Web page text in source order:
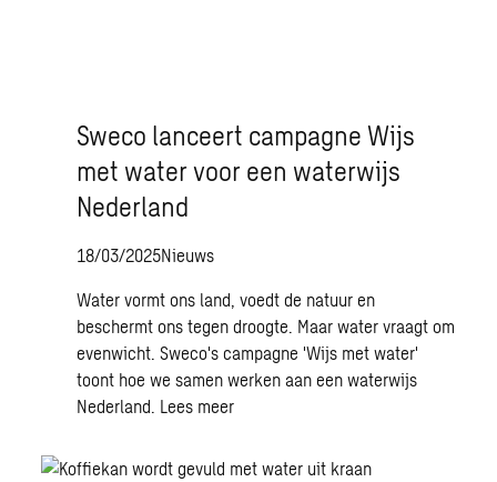
Sweco lanceert campagne Wijs
met water voor een waterwijs
Nederland
18/03/2025Nieuws
Water vormt ons land, voedt de natuur en
beschermt ons tegen droogte. Maar water vraagt om
evenwicht. Sweco's campagne 'Wijs met water'
toont hoe we samen werken aan een waterwijs
Nederland. Lees meer